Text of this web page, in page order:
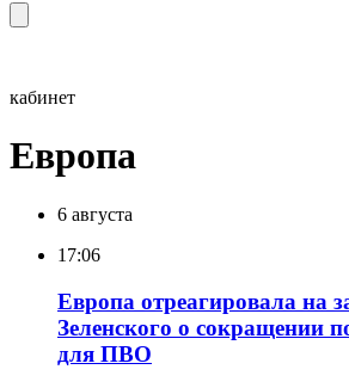
кабинет
Европа
6 августа
17:06
Европа отреагировала на
Зеленского о сокращении
для ПВО